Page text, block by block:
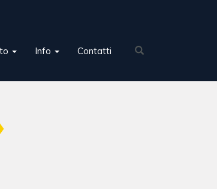
Info Contatti